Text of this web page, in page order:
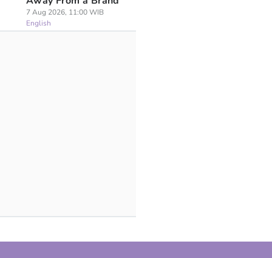
7 Aug 2026, 11:00 WIB
English